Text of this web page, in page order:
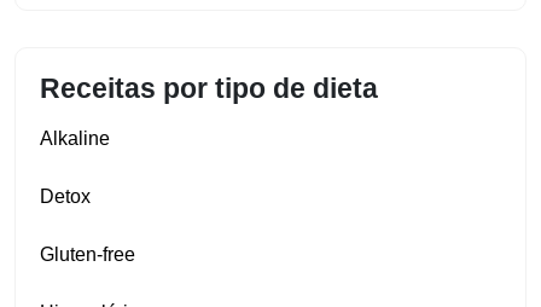
Receitas por tipo de dieta
Alkaline
Detox
Gluten‑free